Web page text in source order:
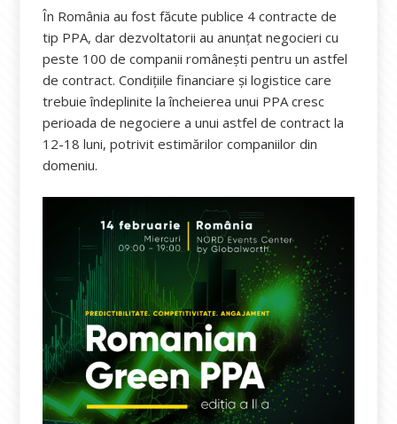
În România au fost făcute publice 4 contracte de
tip PPA, dar dezvoltatorii au anunțat negocieri cu
peste 100 de companii românești pentru un astfel
de contract. Condițiile financiare și logistice care
trebuie îndeplinite la încheierea unui PPA cresc
perioada de negociere a unui astfel de contract la
12-18 luni, potrivit estimărilor companiilor din
domeniu.